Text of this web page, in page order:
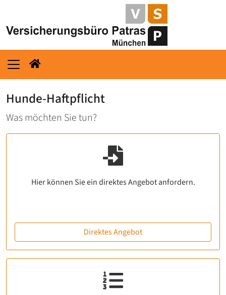
Hunde-Haftpflicht
Was möchten Sie tun?
Hier können Sie ein direktes Angebot anfordern.
Direktes Angebot